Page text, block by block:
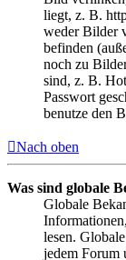
liegt, z. B.
weder Bilder
befinden
noch zu
sind, z. B.
Passwort
benutze den
Nach oben
Was sind globale
Globale
lesen.
jedem Forum